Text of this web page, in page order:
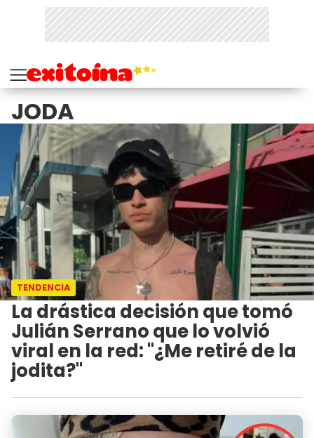
JODA
TENDENCIA
La drástica decisión que tomó
Julián Serrano que lo volvió
viral en la red: "¿Me retiré de la
jodita?"